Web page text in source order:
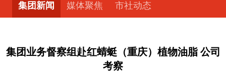
集团新闻 媒体聚焦 市社动态
集团业务督察组赴红蜻蜓（重庆）植物油脂 公司
考察